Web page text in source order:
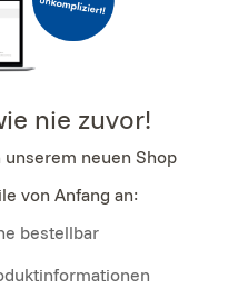
nie zuvor!
unserem neuen Shop
von Anfang an:
bestellbar